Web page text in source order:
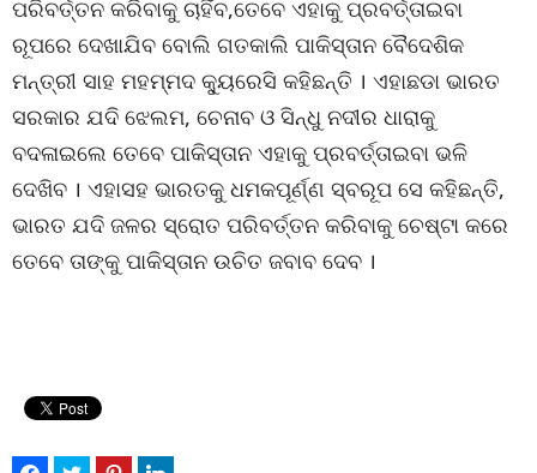
ପରିବର୍ତ୍ତନ କରିବାକୁ ଚାହିଁବ,ତେବେ ଏହାକୁ ପ୍ରବର୍ତ୍ତାଇବା
ରୂପରେ ଦେଖାଯିବ ବୋଲି ଗତକାଲି ପାକିସ୍ତାନ ବୈଦେଶିକ
ମନ୍ତ୍ରୀ ସାହ ମହମ୍ମଦ କ୍ୟୁରେସି କହିଛନ୍ତି । ଏହାଛଡା ଭାରତ
ସରକାର ଯଦି ଝେଲମ, ଚେନାବ ଓ ସିନ୍ଧୁ ନଦୀର ଧାରାକୁ
ବଦଳାଇଲେ ତେବେ ପାକିସ୍ତାନ ଏହାକୁ ପ୍ରବର୍ତ୍ତାଇବା ଭଳି
ଦେଖିବ । ଏହାସହ ଭାରତକୁ ଧମକପୂର୍ଣ୍ଣ ସ୍ବରୂପ ସେ କହିଛନ୍ତି,
ଭାରତ ଯଦି ଜଳର ସ୍ରୋତ ପରିବର୍ତ୍ତନ କରିବାକୁ ଚେଷ୍ଟା କରେ
ତେବେ ତାଙ୍କୁ ପାକିସ୍ତାନ ଉଚିତ ଜବାବ ଦେବ ।